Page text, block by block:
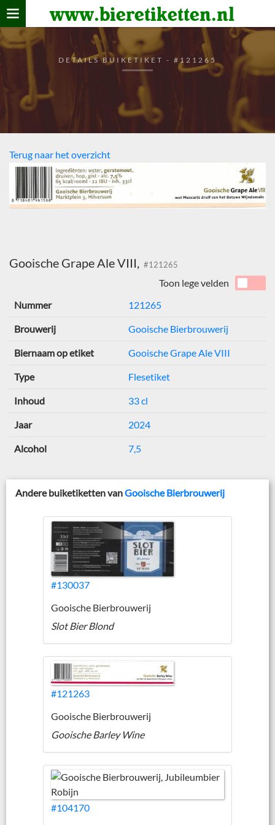
www.bieretiketten.nl
Home
verzamelen
De bierkaart
Bezoekers
DETAILS BUIKETIKET - #121265
Terug naar het overzicht
Gooische Grape Ale VIII, #121265
Toon lege velden
Nummer
121265
Brouwerij Gooische Bierbrouwerij
Biernaam op etiket Gooische Grape Ale VIII
Type Flesetiket
Inhoud 33 cl
Jaar 2024
Alcohol 7,5
Andere buiketiketten vanGooische Bierbrouwerij
#130037
Gooische Bierbrouwerij
Slot Bier Blond
#121263
Gooische Bierbrouwerij
Gooische Barley Wine
#104170